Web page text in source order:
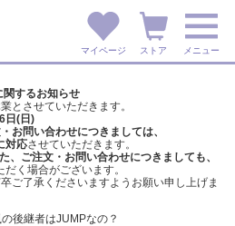
マイページ ストア メニュー
関するお知らせ
とさせていただきます。
日(日)
お問い合わせにつきましては、
対応させていただきます。
、ご注文・ お問い合わせにつきましても、
だく場合がございます。
ご了承くださいますようお願い申し上げま
後継者はJUMPなの？